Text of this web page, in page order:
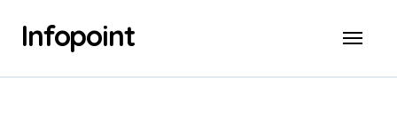
вмістуInfopoint